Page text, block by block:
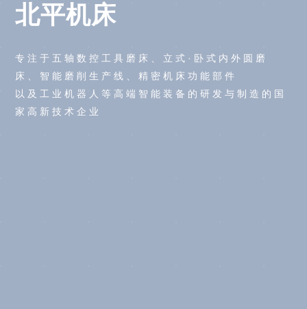
北平机床
专注于五轴数控工具磨床、立式·卧式内外圆磨
床、智能磨削生产线、精密机床功能部件
以及工业机器人等高端智能装备的研发与制造的国
家高新技术企业